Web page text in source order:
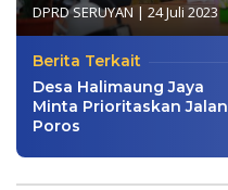
DPRD SERUYAN | 24 Juli 2023
Berita Terkait
Desa Halimaung Jaya
Minta Prioritaskan Jalan
Poros